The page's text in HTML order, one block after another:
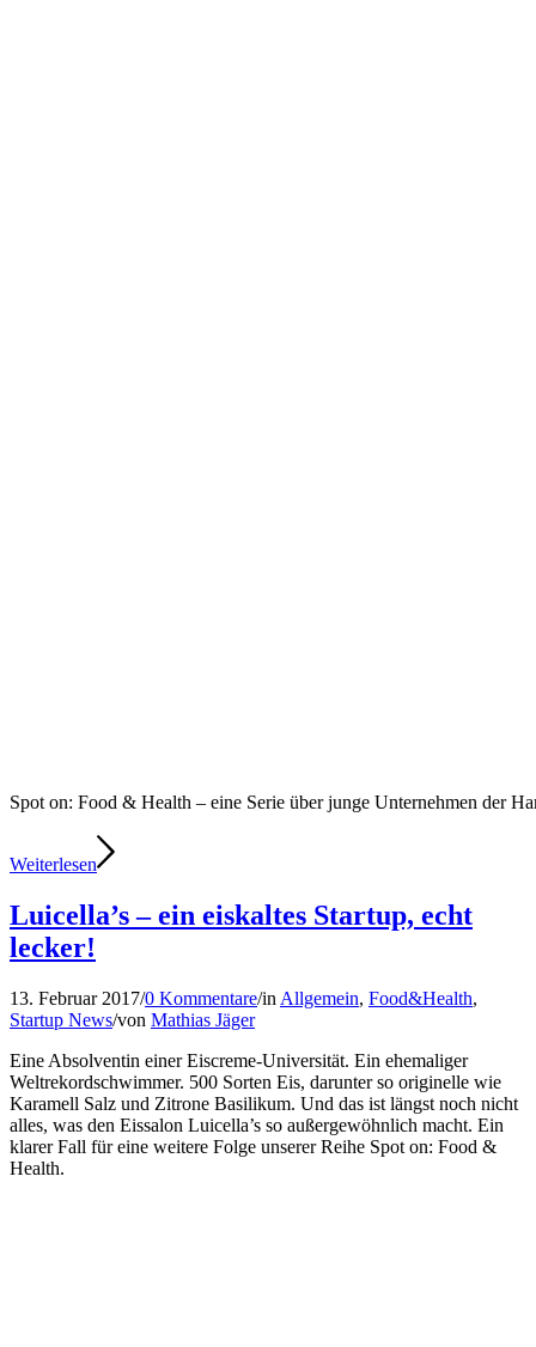
Spot on: Food & Health – eine Serie über junge Unternehmen der
Weiterlesen
Luicella’s – ein eiskaltes Startup, echt
lecker!
13. Februar 2017/0 Kommentare/in Allgemein, Food&Health,
Startup News/von Mathias Jäger
Eine Absolventin einer Eiscreme-Universität. Ein ehemaliger
Weltrekordschwimmer. 500 Sorten Eis, darunter so originelle wie
Karamell Salz und Zitrone Basilikum. Und das ist längst noch nicht
alles, was den Eissalon Luicella’s so außergewöhnlich macht. Ein
klarer Fall für eine weitere Folge unserer Reihe Spot on: Food &
Health.